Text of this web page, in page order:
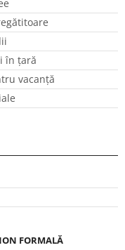
în ţară
vacanţă
FORMALĂ